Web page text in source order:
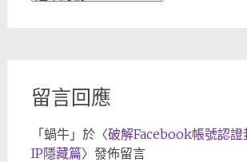
留言回應
「蝸牛」於〈破解Facebook帳號認
IP隱藏篇〉發佈留言